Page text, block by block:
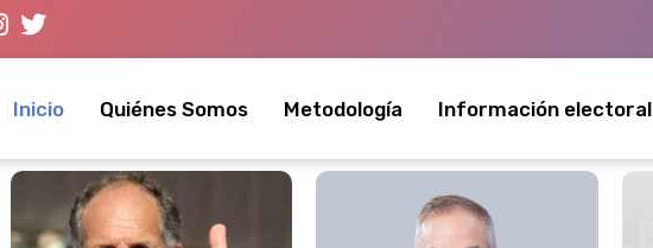
Inicio Quiénes Somos Metodología Información electoral